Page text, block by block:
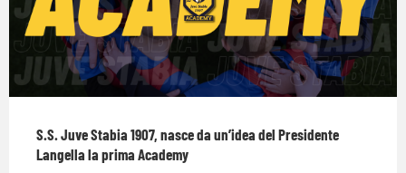
S.S. Juve Stabia 1907, nasce da un’idea del Presidente
Langella la prima Academy